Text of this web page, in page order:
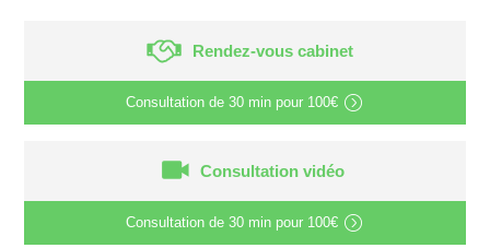
Rendez-vous cabinet
Consultation de 30 min pour 100€
Consultation vidéo
Consultation de 30 min pour 100€